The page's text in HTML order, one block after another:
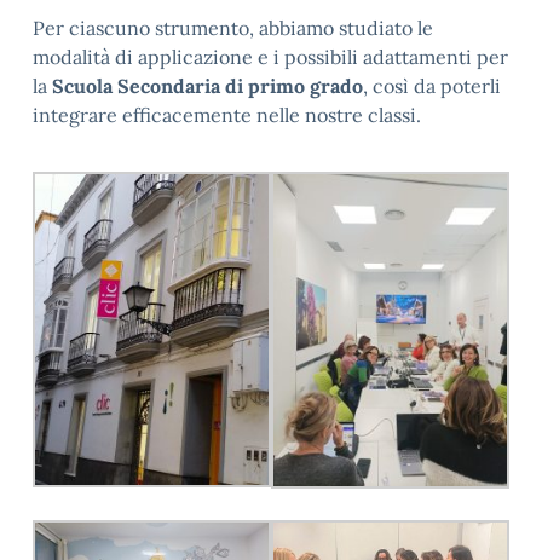
Per ciascuno strumento, abbiamo studiato le
modalità di applicazione e i possibili adattamenti per
la Scuola Secondaria di primo grado, così da poterli
integrare efficacemente nelle nostre classi.